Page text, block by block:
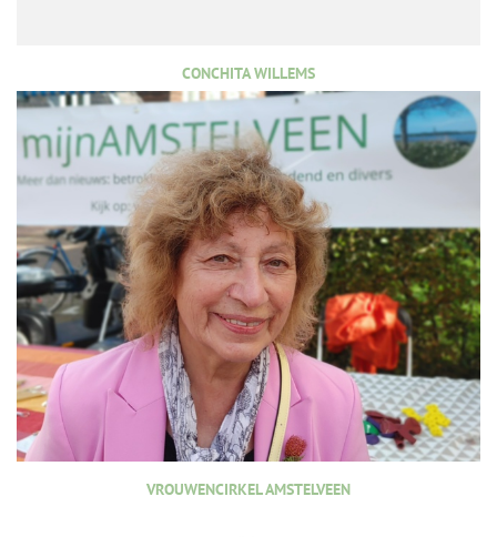
CONCHITA WILLEMS
VROUWENCIRKEL AMSTELVEEN